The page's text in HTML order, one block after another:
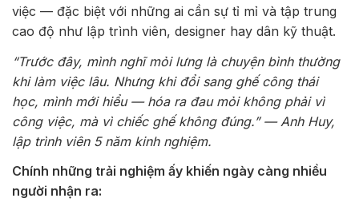
việc — đặc biệt với những ai cần sự tỉ mỉ và tập trung
cao độ như lập trình viên, designer hay dân kỹ thuật.
“Trước đây, mình nghĩ mỏi lưng là chuyện bình thường
khi làm việc lâu. Nhưng khi đổi sang ghế công thái
học, mình mới hiểu — hóa ra đau mỏi không phải vì
công việc, mà vì chiếc ghế không đúng.” — Anh Huy,
lập trình viên 5 năm kinh nghiệm.
Chính những trải nghiệm ấy khiến ngày càng nhiều
người nhận ra: